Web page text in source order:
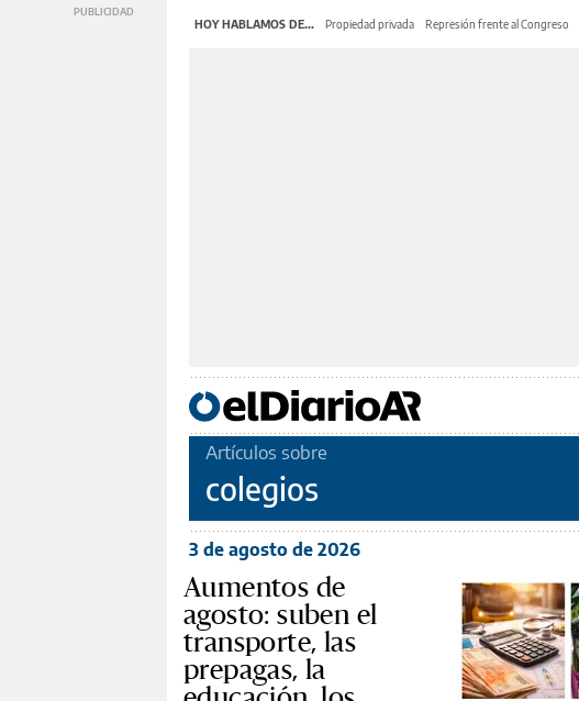
HOY HABLAMOS DE... Propiedad privada Represión frente al Congreso
Artículos sobre
colegios
3 de agosto de 2026
Aumentos de
agosto: suben el
transporte, las
prepagas, la